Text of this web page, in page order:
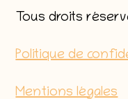
Tous droits
Politique de
Mentions légales